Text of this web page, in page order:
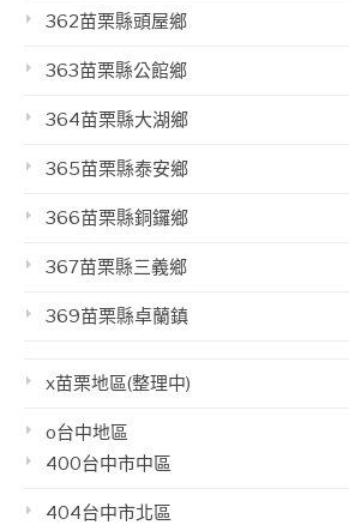
362苗栗縣頭屋鄉
363苗栗縣公館鄉
364苗栗縣大湖鄉
365苗栗縣泰安鄉
366苗栗縣銅鑼鄉
367苗栗縣三義鄉
369苗栗縣卓蘭鎮
x苗栗地區(整理中)
o台中地區
400台中市中區
404台中市北區